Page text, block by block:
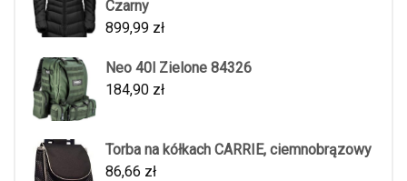
Czarny
899,99 zł
Neo 40l Zielone 84326
184,90 zł
Torba na kółkach CARRIE, ciemnobrązowy
86,66 zł